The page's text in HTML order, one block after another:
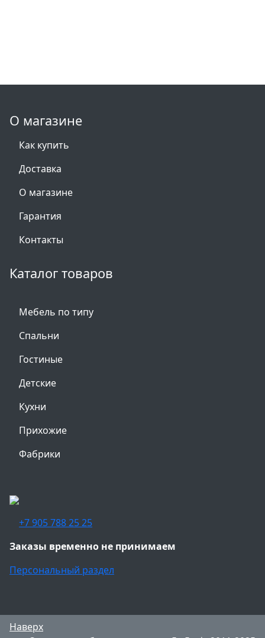
О магазине
Как купить
Доставка
О магазине
Гарантия
Контакты
Каталог товаров
Мебель по типу
Спальни
Гостиные
Детские
Кухни
Прихожие
Фабрики
+7 905 788 25 25
Заказы временно не принимаем
Персональный раздел
Наверх